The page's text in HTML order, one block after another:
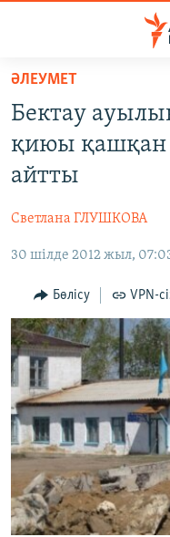
Skip
main
content
Skip
to
main
Skip
Search
AZATTYQTV
АДАМ ҚҰҚЫҚТАРЫ
ӘЛЕУМЕТ
ӘЛЕМ
АРНАЙЫ ЖОБАЛАР
Русский
ЖАЗЫЛЫҢЫЗ
Басқа тілдерде
ӘЛЕУМЕТ
Бектау
қиюы
айтты
Светлана ГЛУШКОВА
30 шілде 2012 жыл,
Бөлісу VPN-